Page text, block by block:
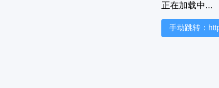
正在加载中...
手动跳转：